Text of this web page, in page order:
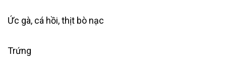
Ức gà, cá hồi, thịt bò nạc
Trứng